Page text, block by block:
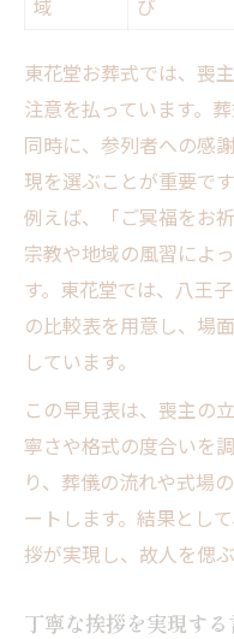
域
び
東花堂お葬式では、喪
注意を払っています。
同時に、参列者への感
現を選ぶことが重要です
例えば、「ご冥福をお
宗教や地域の風習によ
す。東花堂では、八王
の比較表を用意し、場
しています。
この早見表は、喪主の
寧さや格式の度合いを
り、葬儀の流れや式場
ートします。結果とし
拶が実現し、故人を偲
丁寧な挨拶を実現す